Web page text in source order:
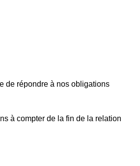
de répondre à nos obligations
à compter de la fin de la relation